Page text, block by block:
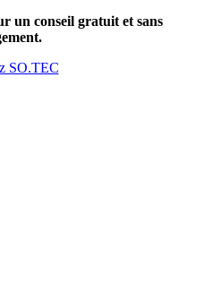
un conseil gratuit et sans
SO.TEC